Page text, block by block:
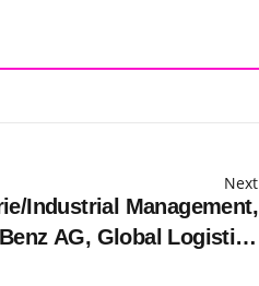
Next
Industrial Management,
AG, Global Logistics